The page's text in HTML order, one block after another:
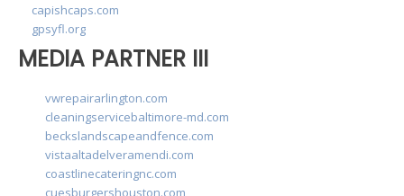
capishcaps.com
gpsyfl.org
MEDIA PARTNER III
vwrepairarlington.com
cleaningservicebaltimore-md.com
beckslandscapeandfence.com
vistaaltadelveramendi.com
coastlinecateringnc.com
cuesburgershouston.com